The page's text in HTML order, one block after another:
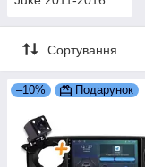
Сортування
–10% Подарунок